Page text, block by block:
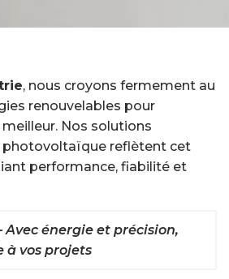
, nous croyons fermement au
renouvelables pour
Nos solutions
photovoltaïque reflètent cet
performance, fiabilité et
Avec énergie et précision,
à vos projets